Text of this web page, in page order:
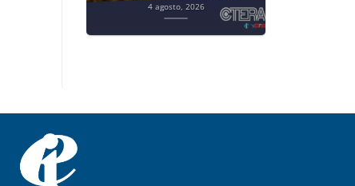
4 agosto, 2026